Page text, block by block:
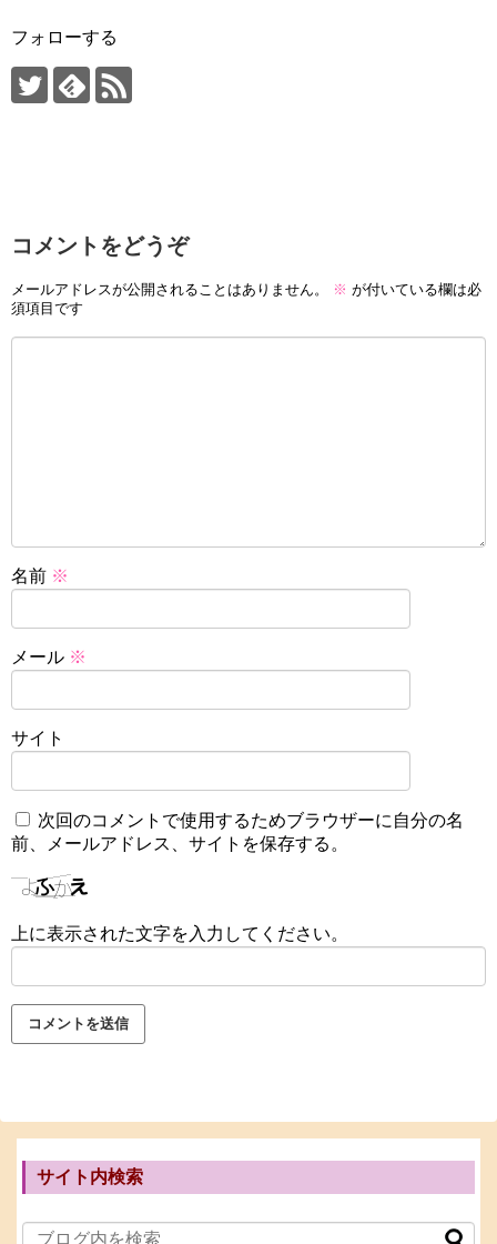
フォローする
コメントをどうぞ
メールアドレスが公開されることはありません。 ※ が付いている欄は必
須項目です
名前 ※
メール ※
サイト
次回のコメントで使用するためブラウザーに自分の名
前、メールアドレス、サイトを保存する。
上に表示された文字を入力してください。
サイト内検索